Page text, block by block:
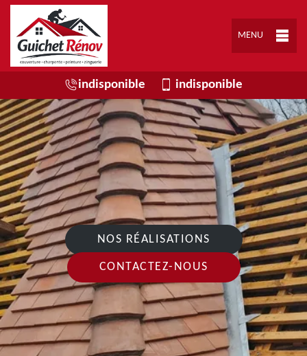
MENU
indisponible indisponible
NOS RÉALISATIONS
CONTACTEZ-NOUS